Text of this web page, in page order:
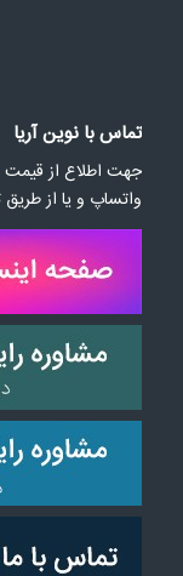
تماس با نوین آریا
جهت اطلاع از قیمت
واتساپ و یا از طریق